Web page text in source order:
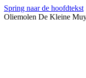
Spring naar de hoofdtekst
Oliemolen De Kleine